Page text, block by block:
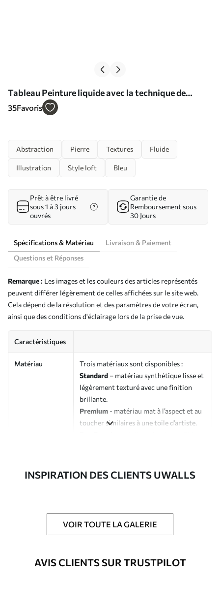
Tableau Peinture liquide avec la technique de
l'encre à l'alcool Nr s36042
35Favoris
Abstraction Pierre Textures Fluide
Illustration Style loft Bleu
Prêt à être livré
sous 1 à 3 jours
ouvrés
Garantie de
Remboursement sous
30 Jours
Spécifications & Matériau
Livraison & Paiement
Questions et Réponses
Remarque : Les images et les couleurs des articles représentés
peuvent différer légèrement de celles affichées sur le site web.
Cela dépend de la résolution et des paramètres de votre écran,
ainsi que des conditions d'éclairage lors de la prise de vue.
Caractéristiques
Matériau
Trois matériaux sont disponibles :
Standard – matériau synthétique lisse et
légèrement texturé avec une finition
brillante.
Premium - matériau mat à l’aspect et au
toucher similaires à une toile d’artiste.
Possibilité d'ajouter un vernis
protecteur pour renforcer la durabilité
du tableau.
Matériaux disponibles
INSPIRATION DES CLIENTS UWALLS
VOIR TOUTE LA GALERIE
AVIS CLIENTS SUR TRUSTPILOT